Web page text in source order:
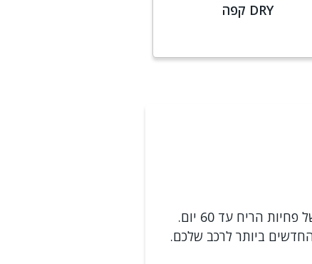
DRY קפה